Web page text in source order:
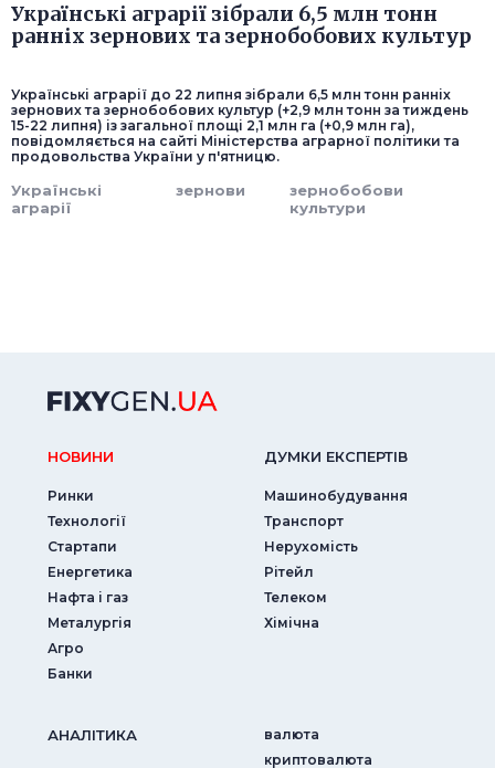
Українські аграрії зібрали 6,5 млн тонн
ранніх зернових та зернобобових культур
Українські аграрії до 22 липня зібрали 6,5 млн тонн ранніх
зернових та зернобобових культур (+2,9 млн тонн за тиждень
15-22 липня) із загальної площі 2,1 млн га (+0,9 млн га),
повідомляється на сайті Міністерства аграрної політики та
продовольства України у п'ятницю.
Українські
аграрії
зернови
зернобобови
культури
НОВИНИ
Ринки
Технології
Стартапи
Енергетика
Нафта і газ
Металургія
Агро
Банки
ДУМКИ ЕКСПЕРТIВ
Машинобудування
Транспорт
Нерухомість
Рітейл
Телеком
Хімічна
АНАЛIТИКА
валюта
криптовалюта